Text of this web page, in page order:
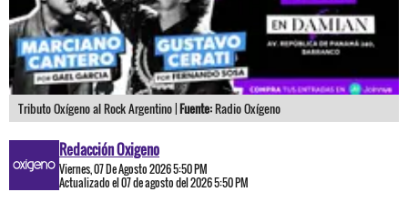
Tributo Oxígeno al Rock Argentino |Fuente:Radio Oxígeno
Redacción Oxigeno
Viernes, 07 De Agosto 2026 5:50 PM
Actualizado el 07 de agosto del 2026 5:50 PM